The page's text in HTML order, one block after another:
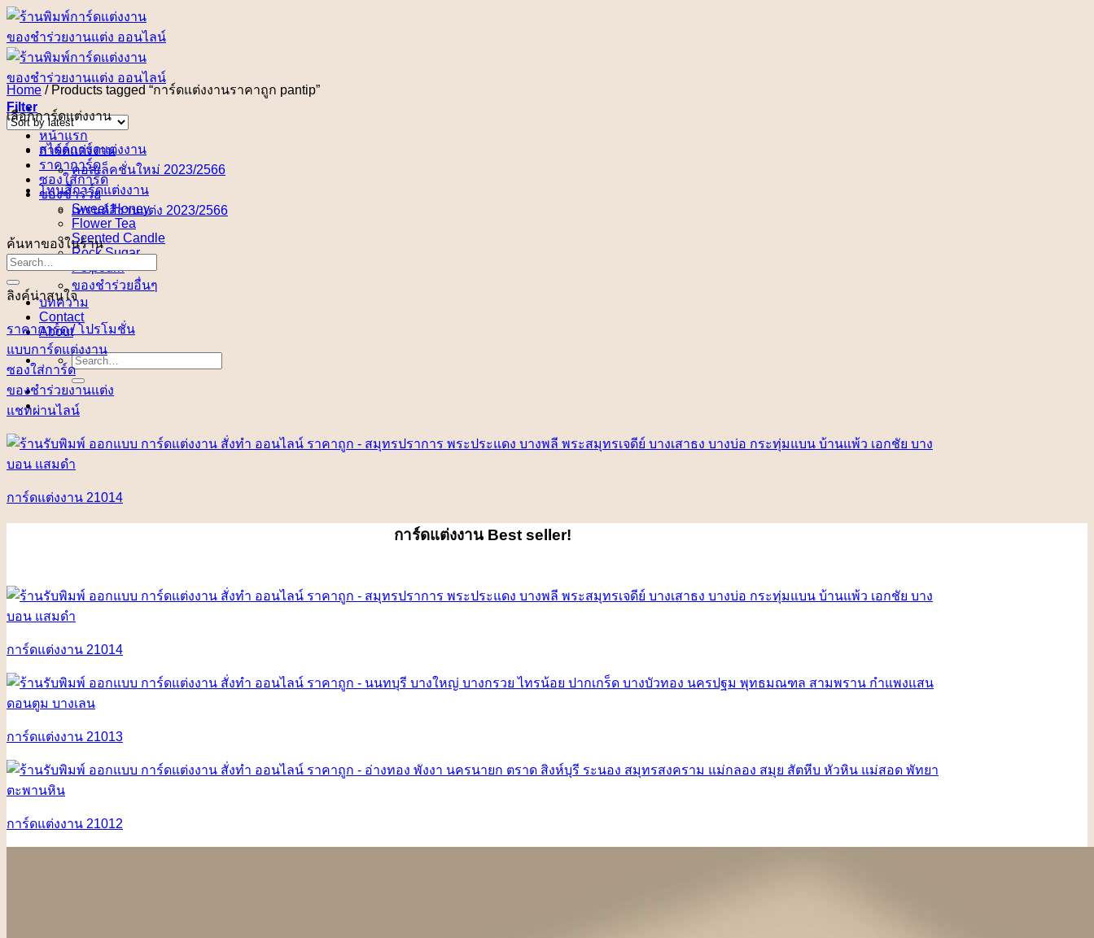
Skip
content
หน้าแรก
การ์ดแต่งงาน
ราคาการ์ด
ซองใส่การ์ด
ของชำร่วย
Sweet Honey
Flower Tea
Scented Candle
Rock Sugar
Potpourri
ของชำร่วยอื่นๆ
บทความ
Contact
About
Search
for:
Home /Products tagged “การ์ดแต่งงานราคาถูก pantip”
Filter
เลือกการ์ดแต่งงาน
สไตล์การ์ดแต่งงาน
คอลเล็คชั่นใหม่ 2023/2566
โทนสีการ์ดแต่งงาน
เทรนด์สีงานแต่ง 2023/2566
ค้นหาของในร้าน
ลิงค์น่าสนใจ
ราคาการ์ด / โปรโมชั่น
แบบการ์ดแต่งงาน
ซองใส่การ์ด
ของชำร่วยงานแต่ง
แชทผ่านไลน์
การ์ดแต่งงาน 21014
การ์ดแต่งงาน Best seller!
การ์ดแต่งงาน 21014
การ์ดแต่งงาน 21013
การ์ดแต่งงาน 21012